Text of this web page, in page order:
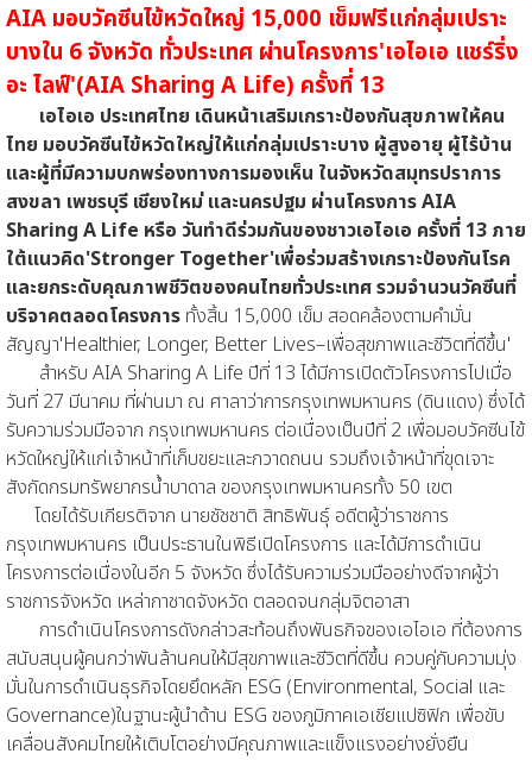
AIA มอบวัคซีนไข้หวัดใหญ่ 15,000 เข็มฟรีแก่กลุ่มเปราะ
บางใน 6 จังหวัด ทั่วประเทศ ผ่านโครงการ'เอไอเอ แชร์ริ่ง
อะ ไลฟ์'(AIA Sharing A Life) ครั้งที่ 13
เอไอเอ ประเทศไทย เดินหน้าเสริมเกราะป้องกันสุขภาพให้คน
ไทย มอบวัคซีนไข้หวัดใหญ่ให้แก่กลุ่มเปราะบาง ผู้สูงอายุ ผู้ไร้บ้าน
และผู้ที่มีความบกพร่องทางการมองเห็น ในจังหวัดสมุทรปราการ
สงขลา เพชรบุรี เชียงใหม่ และนครปฐม ผ่านโครงการ AIA
Sharing A Life หรือ วันทำดีร่วมกันของชาวเอไอเอ ครั้งที่ 13 ภาย
ใต้แนวคิด'Stronger Together'เพื่อร่วมสร้างเกราะป้องกันโรค
และยกระดับคุณภาพชีวิตของคนไทยทั่วประเทศ รวมจำนวนวัคซีนที่
บริจาคตลอดโครงการ ทั้งสิ้น 15,000 เข็ม สอดคล้องตามคำมั่น
สัญญา'Healthier, Longer, Better Lives–เพื่อสุขภาพและชีวิตที่ดีขึ้น'
สำหรับ AIA Sharing A Life ปีที่ 13 ได้มีการเปิดตัวโครงการไปเมื่อ
วันที่ 27 มีนาคม ที่ผ่านมา ณ ศาลาว่าการกรุงเทพมหานคร (ดินแดง) ซึ่งได้
รับความร่วมมือจาก กรุงเทพมหานคร ต่อเนื่องเป็นปีที่ 2 เพื่อมอบวัคซีนไข้
หวัดใหญ่ให้แก่เจ้าหน้าที่เก็บขยะและกวาดถนน รวมถึงเจ้าหน้าที่ขุดเจาะ
สังกัดกรมทรัพยากรน้ำบาดาล ของกรุงเทพมหานครทั้ง 50 เขต
โดยได้รับเกียรติจาก นายชัชชาติ สิทธิพันธุ์ อดีตผู้ว่าราชการ
กรุงเทพมหานคร เป็นประธานในพิธีเปิดโครงการ และได้มีการดำเนิน
โครงการต่อเนื่องในอีก 5 จังหวัด ซึ่งได้รับความร่วมมืออย่างดีจากผู้ว่า
ราชการจังหวัด เหล่ากาชาดจังหวัด ตลอดจนกลุ่มจิตอาสา
การดำเนินโครงการดังกล่าวสะท้อนถึงพันธกิจของเอไอเอ ที่ต้องการ
สนับสนุนผู้คนกว่าพันล้านคนให้มีสุขภาพและชีวิตที่ดีขึ้น ควบคู่กับความมุ่ง
มั่นในการดำเนินธุรกิจโดยยึดหลัก ESG (Environmental, Social และ
Governance)ในฐานะผู้นำด้าน ESG ของภูมิภาคเอเชียแปซิฟิก เพื่อขับ
เคลื่อนสังคมไทยให้เติบโตอย่างมีคุณภาพและแข็งแรงอย่างยั่งยืน